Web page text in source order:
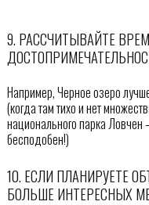
9. РАССЧИТЫВАЙТЕ
Например, Черное озеро
(когда там тихо и нет
национального парка
бесподобен!)
10. ЕСЛИ ПЛАНИРУЕТЕ
БОЛЬШЕ ИНТЕРЕСНЫХ